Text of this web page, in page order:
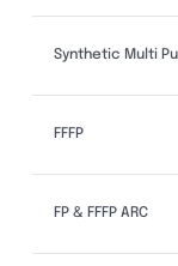
Synthetic Multi
FFFP
FP & FFFP ARC